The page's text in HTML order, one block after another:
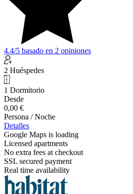
4.4/5 basado en 2 opiniones
2 Huéspedes
1 Dormitorio
Desde
0,00 €
Persona / Noche
Detalles
Google Maps is loading
Licensed apartments
No extra fees at checkout
SSL secured payment
Real time availability